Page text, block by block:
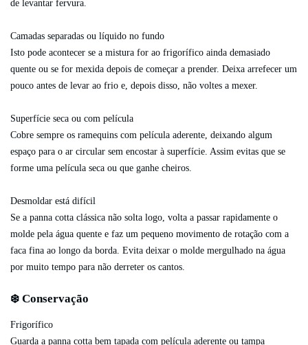
de levantar fervura.
Camadas separadas ou líquido no fundo
Isto pode acontecer se a mistura for ao frigorífico ainda demasiado
quente ou se for mexida depois de começar a prender. Deixa arrefecer um
pouco antes de levar ao frio e, depois disso, não voltes a mexer.
Superfície seca ou com película
Cobre sempre os ramequins com película aderente, deixando algum
espaço para o ar circular sem encostar à superfície. Assim evitas que se
forme uma película seca ou que ganhe cheiros.
Desmoldar está difícil
Se a panna cotta clássica não solta logo, volta a passar rapidamente o
molde pela água quente e faz um pequeno movimento de rotação com a
faca fina ao longo da borda. Evita deixar o molde mergulhado na água
por muito tempo para não derreter os cantos.
❄️ Conservação
Frigorífico
Guarda a panna cotta bem tapada com película aderente ou tampa